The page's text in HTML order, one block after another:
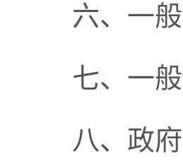
六、一
七、一
八、政